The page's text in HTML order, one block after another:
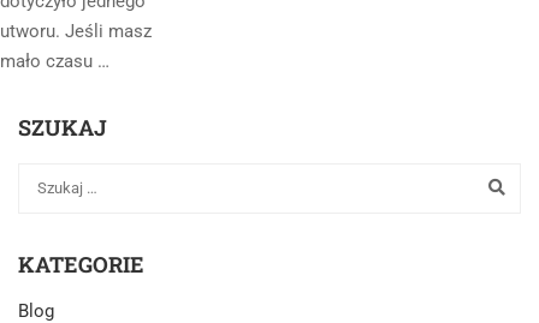
utworu. Jeśli masz
mało czasu …
SZUKAJ
KATEGORIE
Blog